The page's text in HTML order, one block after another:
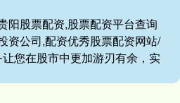
阳股票配资,股票配资平台查询
资公司,配资优秀股票配资网站/
您在股市中更加游刃有余，实